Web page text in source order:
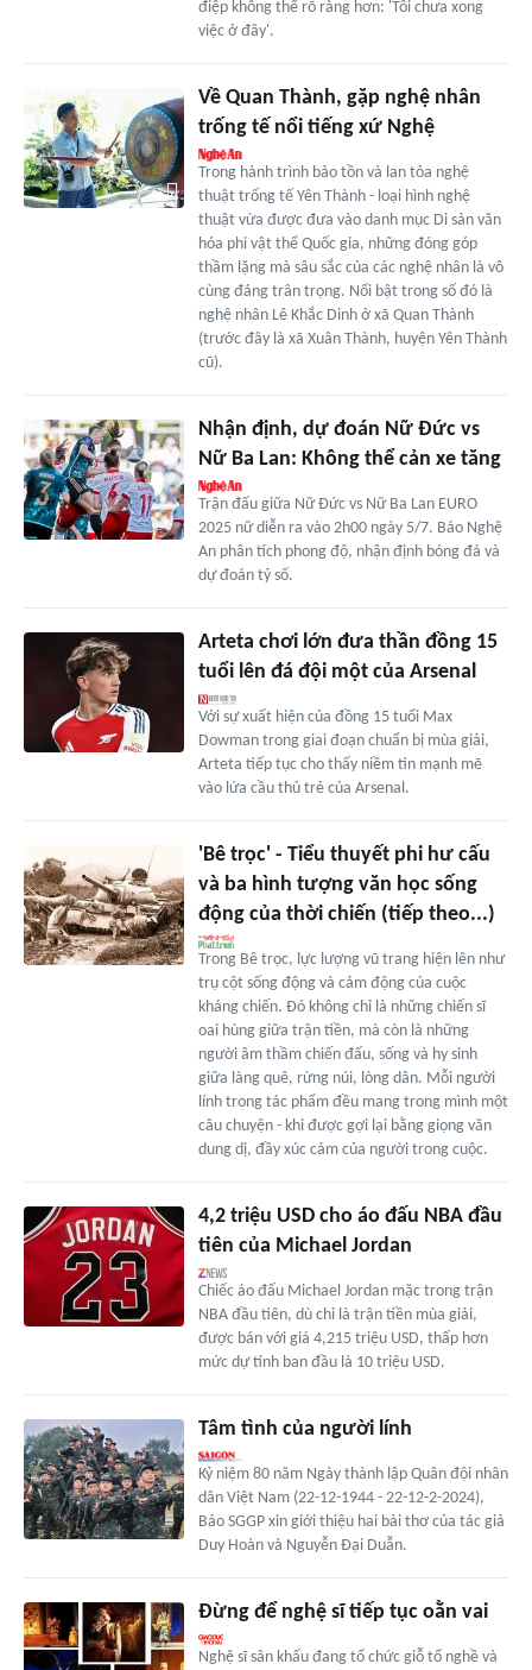
điệp không thể rõ ràng hơn: 'Tôi chưa xong
việc ở đây'.
Về Quan Thành, gặp nghệ nhân
trống tế nổi tiếng xứ Nghệ
Trong hành trình bảo tồn và lan tỏa nghệ
thuật trống tế Yên Thành - loại hình nghệ
thuật vừa được đưa vào danh mục Di sản văn
hóa phi vật thể Quốc gia, những đóng góp
thầm lặng mà sâu sắc của các nghệ nhân là vô
cùng đáng trân trọng. Nổi bật trong số đó là
nghệ nhân Lê Khắc Dinh ở xã Quan Thành
(trước đây là xã Xuân Thành, huyện Yên Thành
cũ).
Nhận định, dự đoán Nữ Đức vs
Nữ Ba Lan: Không thể cản xe tăng
Trận đấu giữa Nữ Đức vs Nữ Ba Lan EURO
2025 nữ diễn ra vào 2h00 ngày 5/7. Báo Nghệ
An phân tích phong độ, nhận định bóng đá và
dự đoán tỷ số.
Arteta chơi lớn đưa thần đồng 15
tuổi lên đá đội một của Arsenal
Với sự xuất hiện của đồng 15 tuổi Max
Dowman trong giai đoạn chuẩn bị mùa giải,
Arteta tiếp tục cho thấy niềm tin mạnh mẽ
vào lứa cầu thủ trẻ của Arsenal.
'Bê trọc' - Tiểu thuyết phi hư cấu
và ba hình tượng văn học sống
động của thời chiến (tiếp theo...)
Trong Bê trọc, lực lượng vũ trang hiện lên như
trụ cột sống động và cảm động của cuộc
kháng chiến. Đó không chỉ là những chiến sĩ
oai hùng giữa trận tiền, mà còn là những
người âm thầm chiến đấu, sống và hy sinh
giữa làng quê, rừng núi, lòng dân. Mỗi người
lính trong tác phẩm đều mang trong mình một
câu chuyện - khi được gợi lại bằng giọng văn
dung dị, đầy xúc cảm của người trong cuộc.
4,2 triệu USD cho áo đấu NBA đầu
tiên của Michael Jordan
Chiếc áo đấu Michael Jordan mặc trong trận
NBA đầu tiên, dù chỉ là trận tiền mùa giải,
được bán với giá 4,215 triệu USD, thấp hơn
mức dự tính ban đầu là 10 triệu USD.
Tâm tình của người lính
Kỷ niệm 80 năm Ngày thành lập Quân đội nhân
dân Việt Nam (22-12-1944 - 22-12-2-2024),
Báo SGGP xin giới thiệu hai bài thơ của tác giả
Duy Hoàn và Nguyễn Đại Duẫn.
Đừng để nghệ sĩ tiếp tục oằn vai
Nghệ sĩ sân khấu đang tổ chức giỗ tổ nghề và